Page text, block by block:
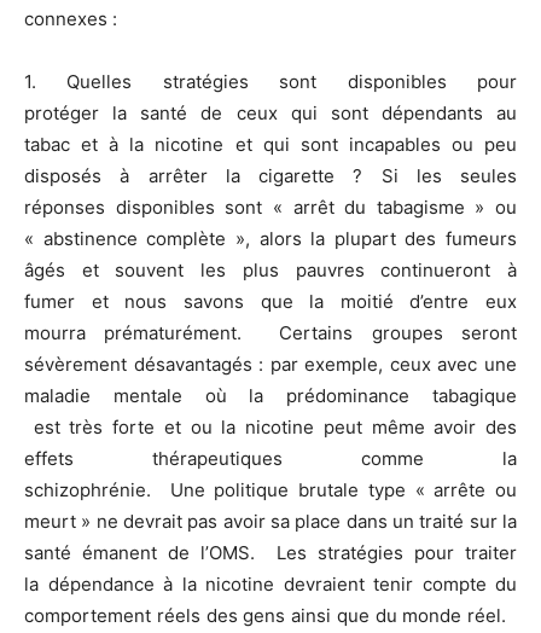
connexes :
1. Quelles stratégies sont disponibles pour
protéger la santé de ceux qui sont dépendants au
tabac et à la nicotine et qui sont incapables ou peu
disposés à arrêter la cigarette ? Si les seules
réponses disponibles sont « arrêt du tabagisme » ou
« abstinence complète », alors la plupart des fumeurs
âgés et souvent les plus pauvres continueront à
fumer et nous savons que la moitié d’entre eux
mourra prématurément. Certains groupes seront
sévèrement désavantagés : par exemple, ceux avec une
maladie mentale où la prédominance tabagique
est très forte et ou la nicotine peut même avoir des
effets thérapeutiques comme la
schizophrénie. Une politique brutale type « arrête ou
meurt » ne devrait pas avoir sa place dans un traité sur la
santé émanent de l’OMS. Les stratégies pour traiter
la dépendance à la nicotine devraient tenir compte du
comportement réels des gens ainsi que du monde réel.